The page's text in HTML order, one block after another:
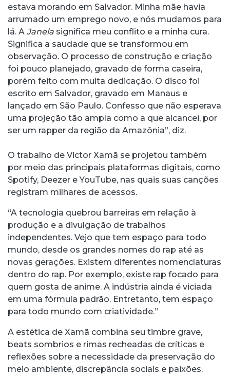
estava morando em Salvador. Minha mãe havia
arrumado um emprego novo, e nós mudamos para
lá. A Janela significa meu conflito e a minha cura.
Significa a saudade que se transformou em
observação. O processo de construção e criação
foi pouco planejado, gravado de forma caseira,
porém feito com muita dedicação. O disco foi
escrito em Salvador, gravado em Manaus e
lançado em São Paulo. Confesso que não esperava
uma projeção tão ampla como a que alcancei, por
ser um rapper da região da Amazônia”, diz.
O trabalho de Victor Xamã se projetou também
por meio das principais plataformas digitais, como
Spotify, Deezer e YouTube, nas quais suas canções
registram milhares de acessos.
“A tecnologia quebrou barreiras em relação à
produção e a divulgação de trabalhos
independentes. Vejo que tem espaço para todo
mundo, desde os grandes nomes do rap até as
novas gerações. Existem diferentes nomenclaturas
dentro do rap. Por exemplo, existe rap focado para
quem gosta de anime. A indústria ainda é viciada
em uma fórmula padrão. Entretanto, tem espaço
para todo mundo com criatividade.”
A estética de Xamã combina seu timbre grave,
beats sombrios e rimas recheadas de críticas e
reflexões sobre a necessidade da preservação do
meio ambiente, discrepância sociais e paixões.